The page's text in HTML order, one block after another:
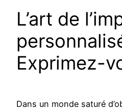
L’art de
Exprimez-
Dans un monde saturé